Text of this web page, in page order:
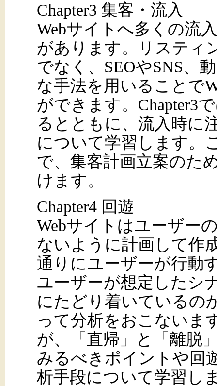
Chapter3 集客・流入
Webサイトへ多くの流
があります。リスティ
でなく、SEOやSNS、
な手法を用いることで
ができます。Chapter3
るとともに、流入時に
について学習します。
で、集客計画立案のた
けます。
Chapter4 回遊
Webサイトはユーザー
ないように計画して作
通りにユーザーが行動
ユーザーが想定したシ
にたどり着いているの
って分析をおこないま
が、「直帰」と「離脱
みるべきポイントや回
析手段について学習し